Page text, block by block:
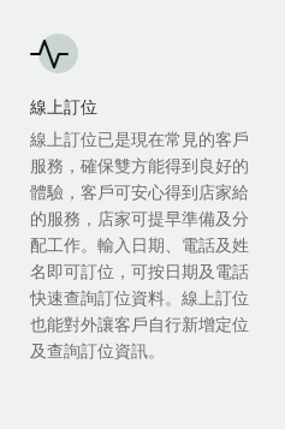
線上訂位
線上訂位已是現在常見的客戶
服務，確保雙方能得到良好的
體驗，客戶可安心得到店家給
的服務，店家可提早準備及分
配工作。輸入日期、電話及姓
名即可訂位，可按日期及電話
快速查詢訂位資料。線上訂位
也能對外讓客戶自行新增定位
及查詢訂位資訊。